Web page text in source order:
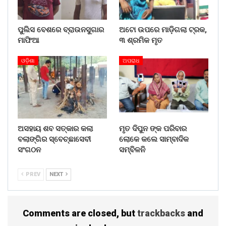
ସମ୍ପର୍କୀୟମାନେ କୋର୍ଟ ଶୁଣାଣିକୁ ଅପେକ୍ଷା କରିଛନ୍ତି ।
Share on:
ପୁଲିସ ବେଶରେ ବ୍ରାଉନସୁଗାର
ମାଫିଆ
ଅଟୋ ଉପରେ ମାଡ଼ିଗଲା ଟ୍ରକ,
୩ ଶ୍ରମିକ ମୃତ
ଓଡ଼ିଶା
ଅସହାୟ ଶବ ସତ୍କାର କଲା
ବଲାଙ୍ଗିର ସ୍ବେଚ୍ଛାସେବୀ
ସଂଗଠନ
ଅପରାଧ
ମୃତ ଦିପୁନ ଙ୍କ ପରିବାର
ଲୋକେ କଲେ ସାମ୍ବାଦିକ
ସମ୍ବିଳନି
PREV NEXT
Comments are closed, buttrackbacks and